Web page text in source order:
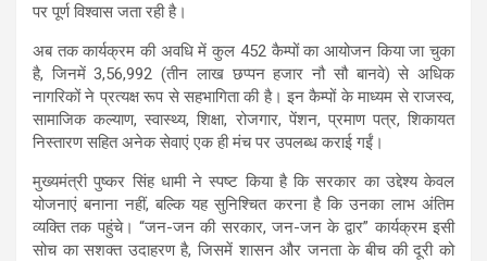
पर पूर्ण विश्वास जता रही है।
अब तक कार्यक्रम की अवधि में कुल 452 कैम्पों का आयोजन किया जा चुका
है, जिनमें 3,56,992 (तीन लाख छप्पन हजार नौ सौ बानवे) से अधिक
नागरिकों ने प्रत्यक्ष रूप से सहभागिता की है। इन कैम्पों के माध्यम से राजस्व,
सामाजिक कल्याण, स्वास्थ्य, शिक्षा, रोजगार, पेंशन, प्रमाण पत्र, शिकायत
निस्तारण सहित अनेक सेवाएं एक ही मंच पर उपलब्ध कराई गईं।
मुख्यमंत्री पुष्कर सिंह धामी ने स्पष्ट किया है कि सरकार का उद्देश्य केवल
योजनाएं बनाना नहीं, बल्कि यह सुनिश्चित करना है कि उनका लाभ अंतिम
व्यक्ति तक पहुंचे। “जन-जन की सरकार, जन-जन के द्वार” कार्यक्रम इसी
सोच का सशक्त उदाहरण है, जिसमें शासन और जनता के बीच की दूरी को